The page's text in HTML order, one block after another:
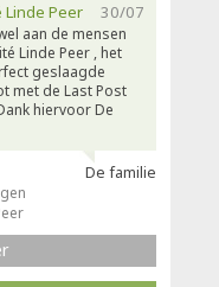
30/07
Linde Peer
aan de mensen
Linde Peer , het
geslaagde
met de Last Post
hiervoor De
De familie